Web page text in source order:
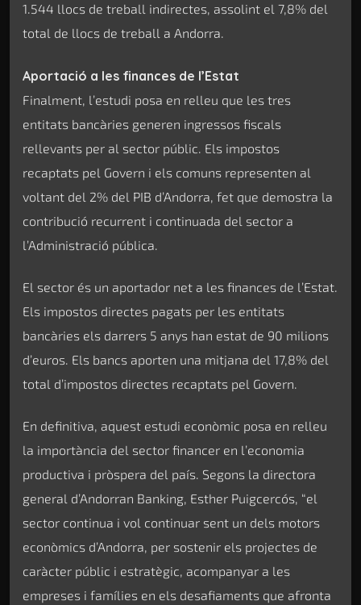
1.544 llocs de treball indirectes, assolint el 7,8% del
total de llocs de treball a Andorra.
Aportació a les finances de l’Estat
Finalment, l’estudi posa en relleu que les tres
entitats bancàries generen ingressos fiscals
rellevants per al sector públic. Els impostos
recaptats pel Govern i els comuns representen al
voltant del 2% del PIB d’Andorra, fet que demostra la
contribució recurrent i continuada del sector a
l’Administració pública.
El sector és un aportador net a les finances de l’Estat.
Els impostos directes pagats per les entitats
bancàries els darrers 5 anys han estat de 90 milions
d’euros. Els bancs aporten una mitjana del 17,8% del
total d’impostos directes recaptats pel Govern.
En definitiva, aquest estudi econòmic posa en relleu
la importància del sector financer en l’economia
productiva i pròspera del país. Segons la directora
general d’Andorran Banking, Esther Puigcercós, “el
sector continua i vol continuar sent un dels motors
econòmics d’Andorra, per sostenir els projectes de
caràcter públic i estratègic, acompanyar a les
empreses i famílies en els desafiaments que afronta